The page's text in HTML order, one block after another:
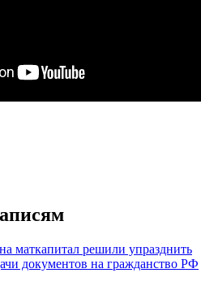
маткапитал решили упразднить
документов на гражданство РФ